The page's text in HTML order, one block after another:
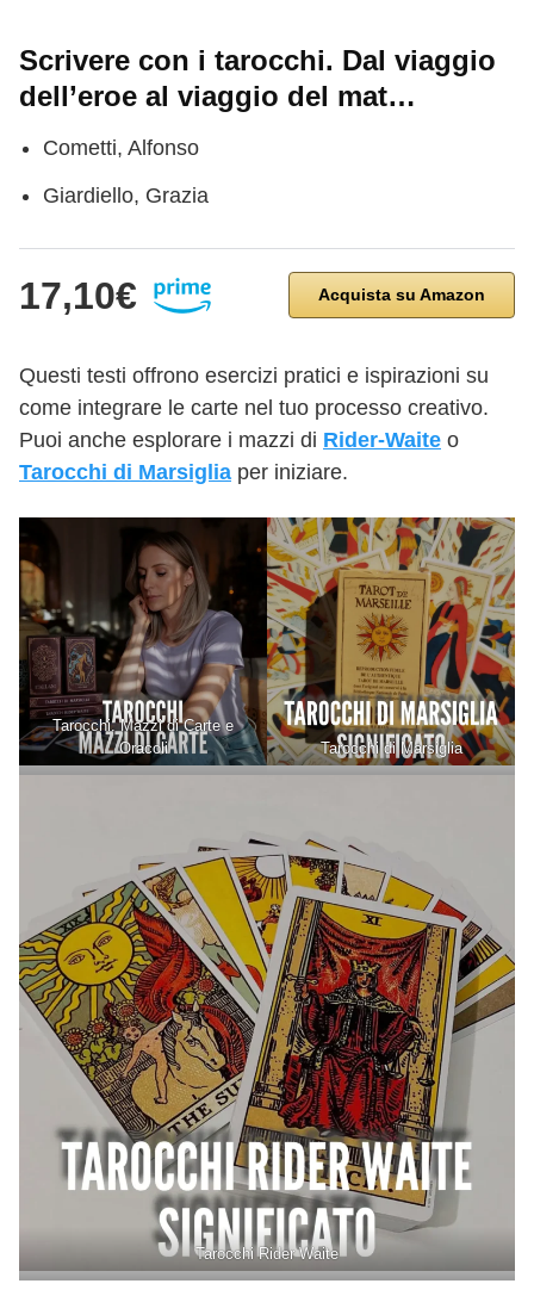
Scrivere con i tarocchi. Dal viaggio
dell’eroe al viaggio del mat…
Cometti, Alfonso
Giardiello, Grazia
17,10€ Acquista su Amazon
Questi testi offrono esercizi pratici e ispirazioni su
come integrare le carte nel tuo processo creativo.
Puoi anche esplorare i mazzi di Rider-Waite o
Tarocchi di Marsiglia per iniziare.
Tarocchi. Mazzi di Carte e
Oracoli
Tarocchi di Marsiglia
Tarocchi Rider Waite